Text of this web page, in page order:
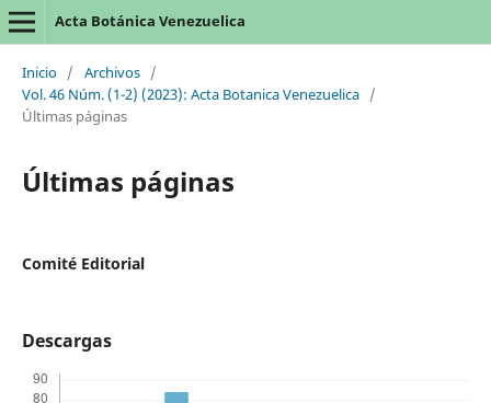
Acta Botánica Venezuelica
Inicio / Archivos /
Vol. 46 Núm. (1-2) (2023): Acta Botanica Venezuelica /
Últimas páginas
Últimas páginas
Comité Editorial
Descargas